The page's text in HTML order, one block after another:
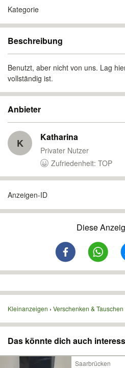
Kategorie
Beschreibung
Benutzt, aber nicht von uns. Lag
vollständig ist.
Anbieter
K Katharina
Privater Nutzer
Zufriedenheit: TOP
Anzeigen-ID
Diese
Kleinanzeigen Verschenken & Tauschen
Das könnte dich auch
Saarbrücken